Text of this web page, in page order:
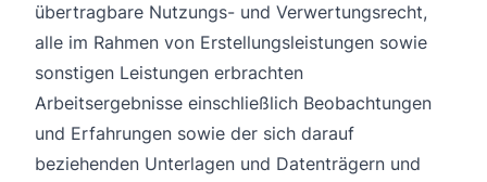
übertragbare Nutzungs- und Verwertungsrecht,
alle im Rahmen von Erstellungsleistungen sowie
sonstigen Leistungen erbrachten
Arbeitsergebnisse einschließlich Beobachtungen
und Erfahrungen sowie der sich darauf
beziehenden Unterlagen und Datenträgern und